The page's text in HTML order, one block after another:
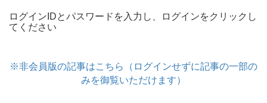
ログインIDとパスワードを入力し、ログインをクリックし
てください
※非会員版の記事はこちら（ログインせずに記事の一部の
みを御覧いただけます）